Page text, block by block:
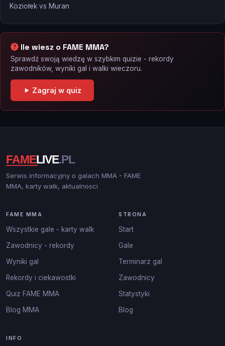
Koziołek vs Muran
Ile wiesz o FAME MMA?
Sprawdź swoją wiedzę w szybkim quizie - rekordy
zawodników, wyniki gal i walki wieczoru.
Zagraj w quiz
Serwis informacyjny o galach MMA - FAME
MMA, karty walk, aktualnosci
FAME MMA
Wszystkie gale - karty walk
Zawodnicy - rekordy
Wyniki gal
Rekordy i ciekawostki
Quiz FAME MMA
Blog MMA
STRONA
Start
Gale
Terminarz gal
Zawodnicy
Statystyki
Blog
INFO